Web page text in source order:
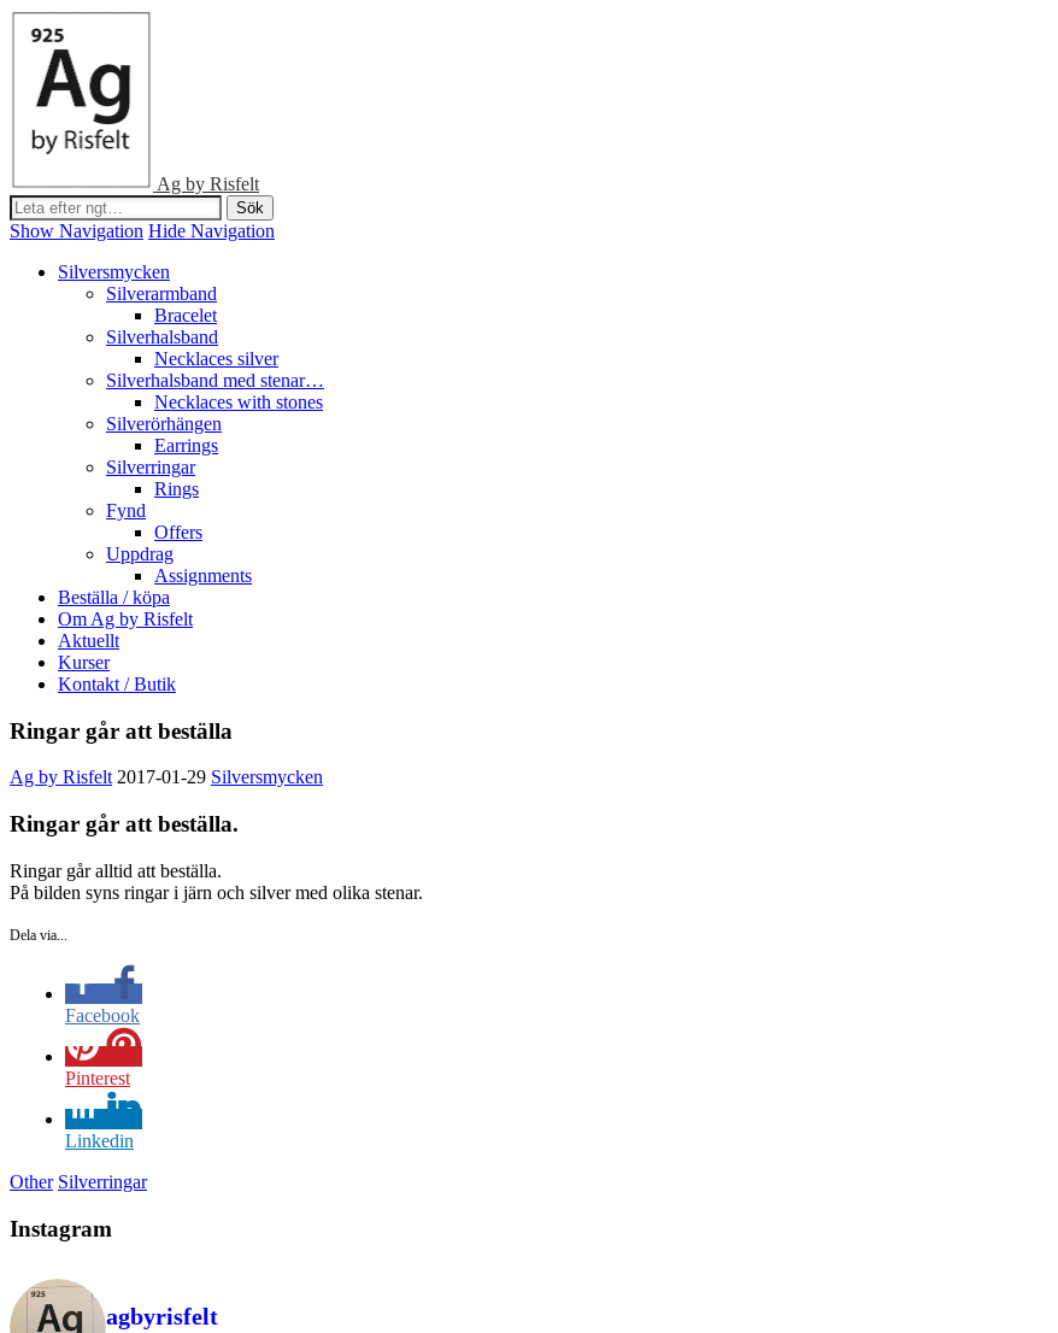
Ag by Risfelt
Show Navigation Hide Navigation
Silversmycken
Silverarmband
Bracelet
Silverhalsband
Necklaces silver
Silverhalsband med stenar…
Necklaces with stones
Silverörhängen
Earrings
Silverringar
Rings
Fynd
Offers
Uppdrag
Assignments
Beställa / köpa
Om Ag by Risfelt
Aktuellt
Kurser
Kontakt / Butik
Ringar går att beställa
Ag by Risfelt 2017-01-29 Silversmycken
Ringar går att beställa.
Ringar går alltid att beställa.
På bilden syns ringar i järn och silver med olika stenar.
Dela via...
Facebook
Pinterest
Linkedin
Other Silverringar
Instagram
agbyrisfelt